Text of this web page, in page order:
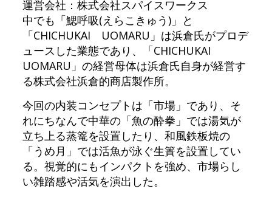
運営会社：株式会社スパイスワークス
中でも「鰓呼吸(えらこきゅう)」と
「CHICHUKAI UOMARU」は浜倉氏がプロデ
ュースした業態であり、「CHICHUKAI
UOMARU」の経営母体は浜倉氏自身が経営す
る株式会社浜倉的商店製作所。
今回の内装コンセプトは「市場」であり、そ
れにちなんで中華の「魚の酔拳」では湯気が
立ち上る蒸篭を設置したり、和風鉄板焼の
「うめ月」では活魚が泳ぐ生簀を設置してい
る。視覚的にもインパクトを強め、市場らし
い雑踏感や活気を演出した。